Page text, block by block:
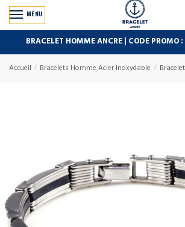
MENU
BRACELET HOMME ANCRE | CODE PROMO
Accueil / Bracelets Homme Acier Inoxydable / Bracelet